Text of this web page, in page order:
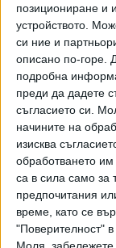
позициониране и
устройството.
си ние и
описано по-горе.
подробна
преди да дадете
съгласието си.
начините на
изисква
обработването
са в сила само за
предпочитания
време, като се
"Поверителност" в
Моля,
Това
опозицията.
Костадинов
президента. В
"Величие".
рейтинг, от
Дори да го
носят", допълни
се циганите за
загубихте
Красимира